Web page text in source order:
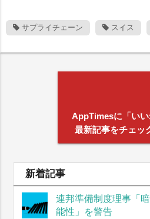
サプライチェーン スイス
AppTimesに「い
最新記事をチェッ
新着記事
連邦準備制度理事「
能性」を警告